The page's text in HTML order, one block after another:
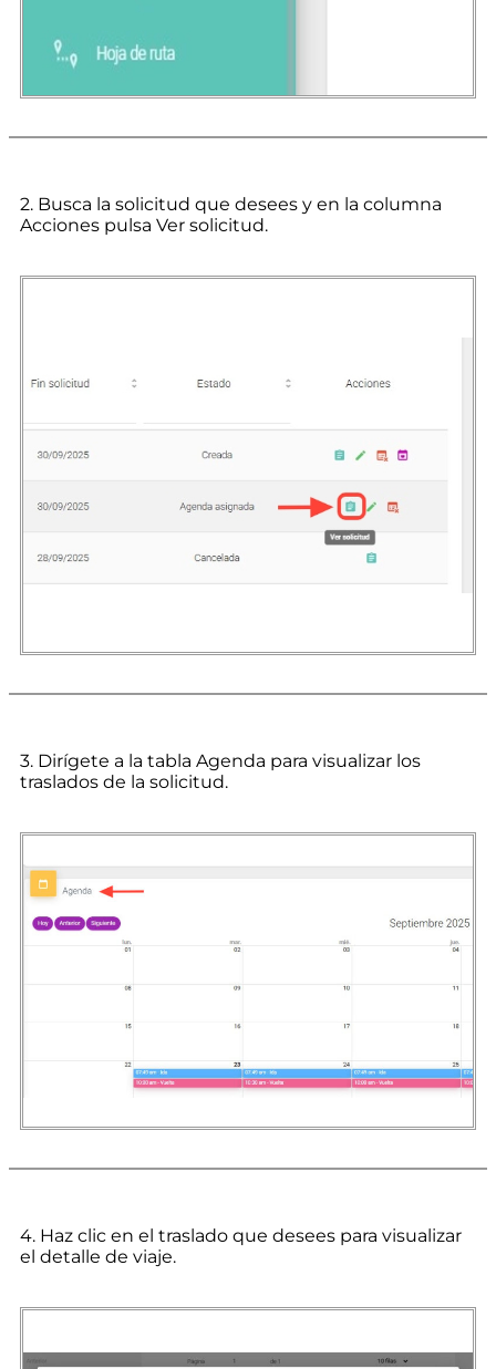
2. Busca la solicitud que desees y en la columna
Acciones pulsa Ver solicitud.
3. Dirígete a la tabla Agenda para visualizar los
traslados de la solicitud.
4. Haz clic en el traslado que desees para visualizar
el detalle de viaje.